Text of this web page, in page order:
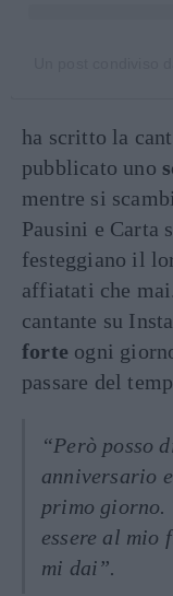
ha scritto la
pubblicato uno
mentre si
Pausini e Carta
festeggiano il
affiatati che
cantante su
forte ogni
passare del
“Però posso
anniversario
primo giorno.
essere al mio
mi dai”.